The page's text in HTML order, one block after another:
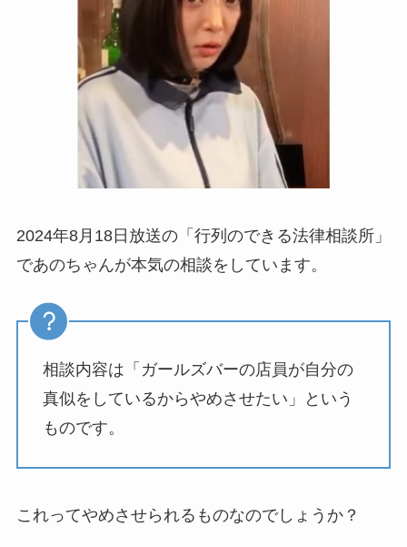
2024年8月18日放送の「行列のできる法律相談所」
であのちゃんが本気の相談をしています。
相談内容は「ガールズバーの店員が自分の
真似をしているからやめさせたい」という
ものです。
これってやめさせられるものなのでしょうか？